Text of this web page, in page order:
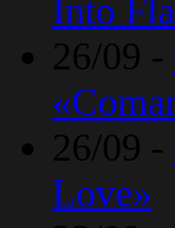
Into
26/09 -
26/09 -
Love»